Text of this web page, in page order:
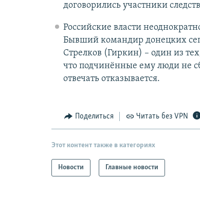
договорились участники
Российские власти
Бывший командир донецких
Стрелков (Гиркин) – один из
что подчинённые ему люди не
отвечать отказывается.
Поделиться Читать без VPN
Этот контент также в категориях
Новости Главные новости